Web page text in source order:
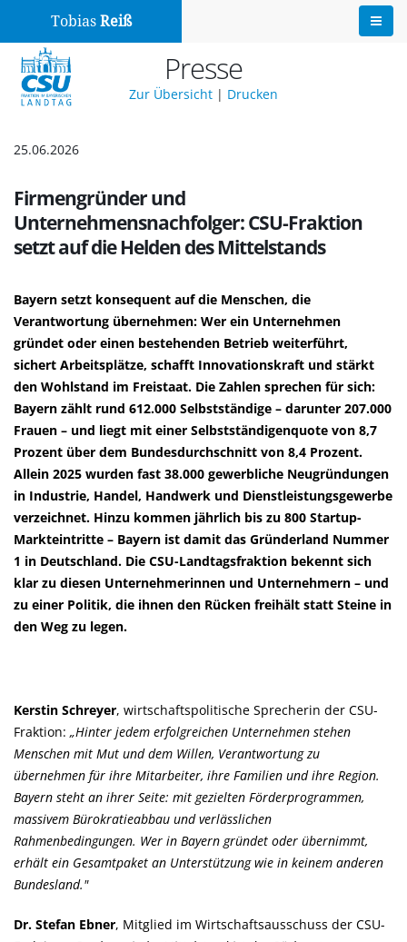
Tobias Reiß
Presse
Zur Übersicht | Drucken
25.06.2026
Firmengründer und
Unternehmensnachfolger: CSU-Fraktion
setzt auf die Helden des Mittelstands
Bayern setzt konsequent auf die Menschen, die
Verantwortung übernehmen: Wer ein Unternehmen
gründet oder einen bestehenden Betrieb weiterführt,
sichert Arbeitsplätze, schafft Innovationskraft und stärkt
den Wohlstand im Freistaat. Die Zahlen sprechen für sich:
Bayern zählt rund 612.000 Selbstständige – darunter 207.000
Frauen – und liegt mit einer Selbstständigenquote von 8,7
Prozent über dem Bundesdurchschnitt von 8,4 Prozent.
Allein 2025 wurden fast 38.000 gewerbliche Neugründungen
in Industrie, Handel, Handwerk und Dienstleistungsgewerbe
verzeichnet. Hinzu kommen jährlich bis zu 800 Startup-
Markteintritte – Bayern ist damit das Gründerland Nummer
1 in Deutschland. Die CSU-Landtagsfraktion bekennt sich
klar zu diesen Unternehmerinnen und Unternehmern – und
zu einer Politik, die ihnen den Rücken freihält statt Steine in
den Weg zu legen.
Kerstin Schreyer, wirtschaftspolitische Sprecherin der CSU-
Fraktion: Hinter jedem erfolgreichen Unternehmen stehen
Menschen mit Mut und dem Willen, Verantwortung zu
übernehmen für ihre Mitarbeiter, ihre Familien und ihre Region.
Bayern steht an ihrer Seite: mit gezielten Förderprogrammen,
massivem Bürokratieabbau und verlässlichen
Rahmenbedingungen. Wer in Bayern gründet oder übernimmt,
erhält ein Gesamtpaket an Unterstützung wie in keinem anderen
Bundesland."
Dr. Stefan Ebner, Mitglied im Wirtschaftsausschuss der CSU-